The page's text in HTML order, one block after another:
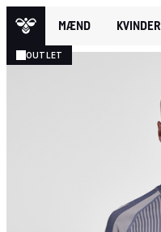
MÆND KVINDER
OUTLET